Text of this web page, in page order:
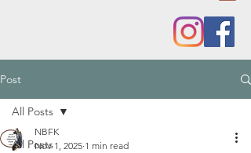
Post
All Posts
All Posts
NBFK
Nov 1, 2025 1 min read